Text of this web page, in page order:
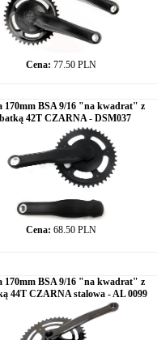
Cena: 77.50 PLN
170mm BSA 9/16 "na kwadrat" z
42T CZARNA - DSM037
Cena: 68.50 PLN
170mm BSA 9/16 "na kwadrat" z
44T CZARNA stalowa - AL 0099